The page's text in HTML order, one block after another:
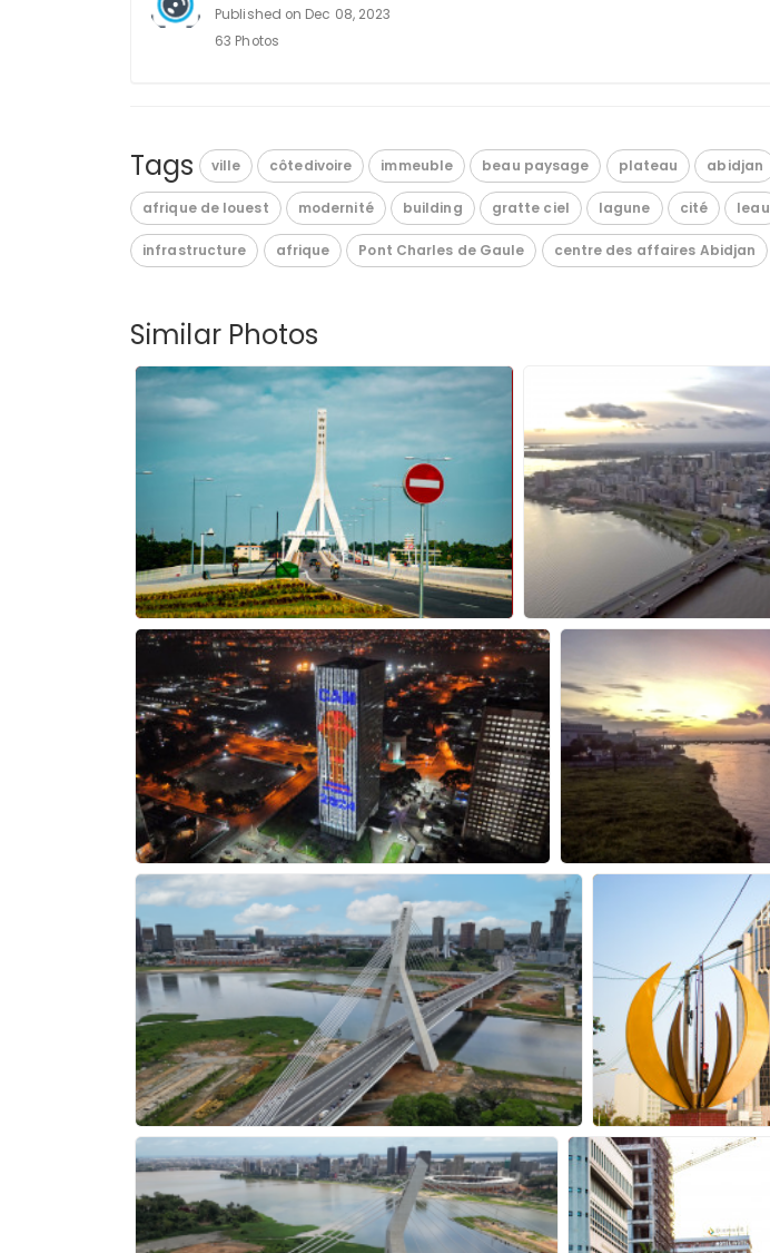
Published on Dec 08, 2023
63 Photos
Tags ville côtedivoire immeuble beau paysage plateau abidjan
afrique de louest modernité building gratte ciel lagune cité leau
infrastructure afrique Pont Charles de Gaule centre des affaires Abidjan
Similar Photos